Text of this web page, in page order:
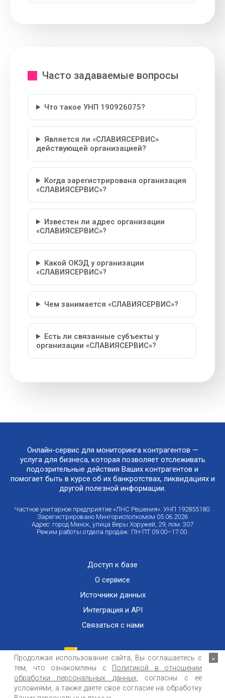
Часто задаваемые вопросы
Что такое УНП 190926075?
Является ли «СЛАВИЯСЕРВИС»
действующей организацией?
Когда зарегистрирована организация
«СЛАВИЯСЕРВИС»?
Известен ли адрес организации
«СЛАВИЯСЕРВИС»?
Какой ОКЭД у организации
«СЛАВИЯСЕРВИС»?
Чем занимается «СЛАВИЯСЕРВИС»?
Есть ли связанные субъекты у
организации «СЛАВИЯСЕРВИС»?
Онлайн-сервис для мониторинга контрагентов —
услуга для бизнеса, которая позволяет отслеживать
подозрительные действия Ваших контрагентов и
помогает быть в курсе об их банкротствах, ликвидациях и
другой полезной информации.
Частное унитарное предприятие «ЛНС Решения». УНП 192855180.
Зарегистрировано Мингорисполкомом 05.06.2026
Адрес: город Минск, улица Веры Хоружей, 29, пом. 307
Режим работы отдела продаж: ПН-ПТ 09:00–17:00.
Доступ к базе
О сервисе
Источники данных
Интеграция и API
Связаться с нами
Публичный договор оказания информационных услуг
ООО «Контемпорари» не несет ответственности за достоверность информации,
получаемой из открытых источников и от третьих лиц.
Продолжая использование сайта, Вы соглашаетесь с
тем, что ознакомлены с
Политикой в отношении
обработки персональных данных , согласны с её
условиями, а также даете свое согласие на обработку
×